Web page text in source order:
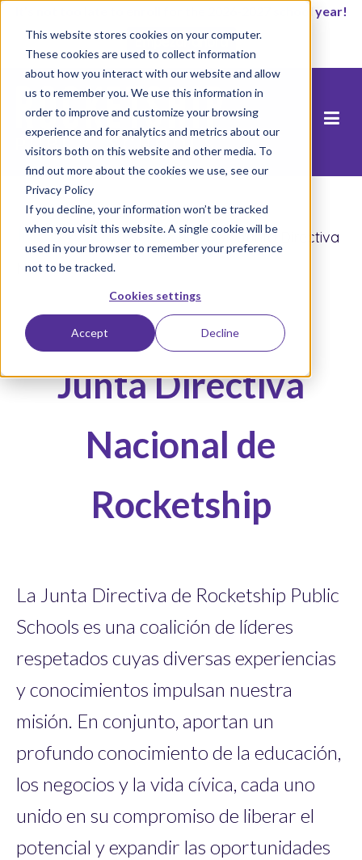
This website stores cookies on your computer.
These cookies are used to collect information
about how you interact with our website and allow
us to remember you. We use this information in
order to improve and customize your browsing
experience and for analytics and metrics about our
visitors both on this website and other media. To
find out more about the cookies we use, see our
Privacy Policy
If you decline, your information won’t be tracked
when you visit this website. A single cookie will be
used in your browser to remember your preference
not to be tracked.
Cookies settings
Accept Decline
It’s not too late to enroll for the 2026-2027 school year!
Empezar ahora
Inicio/Sobre nosotros/Junta Directiva
Nacional
Junta Directiva
Nacional de
Rocketship
La Junta Directiva de Rocketship Public
Schools es una coalición de líderes
respetados cuyas diversas experiencias
y conocimientos impulsan nuestra
misión. En conjunto, aportan un
profundo conocimiento de la educación,
los negocios y la vida cívica, cada uno
unido en su compromiso de liberar el
potencial y expandir las oportunidades